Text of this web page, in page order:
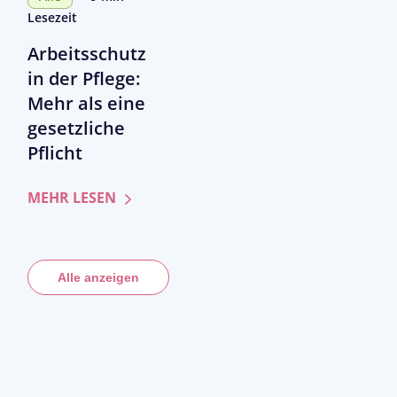
für
Schritt
prüfsicher
mit
Pflegecampus
Lesezeit
Arbeitsschutz
in der Pflege:
Mehr als eine
gesetzliche
Pflicht
MEHR LESEN zum
in
der
Alle anzeigen